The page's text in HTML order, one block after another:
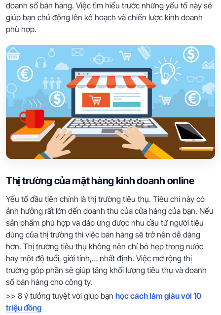
doanh số bán hàng. Việc tìm hiểu trước những yếu tố này sẽ
giúp bạn chủ động lên kế hoạch và chiến lược kinh doanh
phù hợp.
Thị trường của mặt hàng kinh doanh online
Yếu tố đầu tiên chính là thị trường tiêu thụ. Tiêu chí này có
ảnh hưởng rất lớn đến doanh thu của cửa hàng của bạn. Nếu
sản phẩm phù hợp và đáp ứng được nhu cầu từ người tiêu
dùng của thị trường thì việc bán hàng sẽ trở nên dễ dàng
hơn. Thị trường tiêu thụ không nên chỉ bó hẹp trong nước
hay một độ tuổi, giới tính,… nhất định. Việc mở rộng thị
trường góp phần sẽ giúp tăng khối lượng tiêu thụ và doanh
số bán hàng cho công ty.
>> 8 ý tưởng tuyệt vời giúp bạn học cách làm giàu với 10
triệu đồng